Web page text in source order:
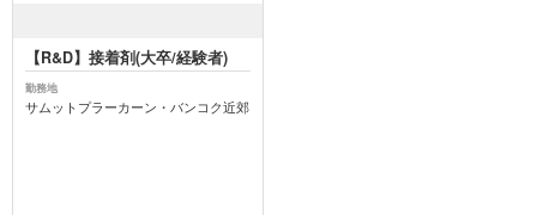
【R&D】接着剤(大卒/経験者)
勤務地
サムットプラーカーン・バンコク近郊